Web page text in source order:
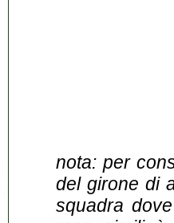
nota: per
del girone di
squadra